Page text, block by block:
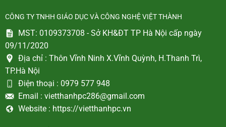
CÔNG TY TNHH GIÁO DỤC VÀ CÔNG NGHỆ VIỆT THÀNH
MST: 0109373708 - Sở KH&ĐT TP Hà Nội cấp ngày
09/11/2020
Địa chỉ : Thôn Vĩnh Ninh X.Vĩnh Quỳnh, H.Thanh Trì,
TP.Hà Nội
Điện thoại : 0979 577 948
Email : vietthanhpc286@gmail.com
Website : https://vietthanhpc.vn